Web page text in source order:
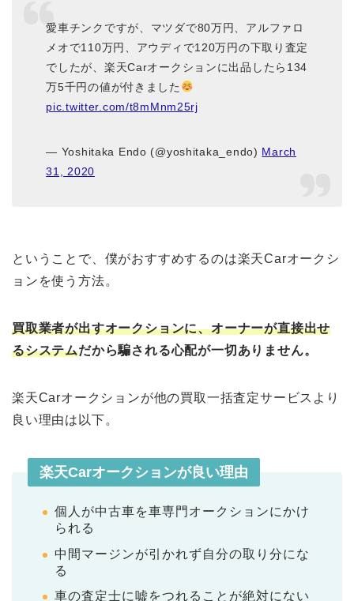
愛車チンクですが、マツダで80万円、アルファロ
メオで110万円、アウディで120万円の下取り査定
でしたが、楽天Carオークションに出品したら134
万5千円の値が付きました
pic.twitter.com/t8mMnm25rj
— Yoshitaka Endo (@yoshitaka_endo) March
31, 2020
ということで、僕がおすすめするのは楽天Carオークシ
ョンを使う方法。
買取業者が出すオークションに、オーナーが直接出せ
るシステムだから騙される心配が一切ありません。
楽天Carオークションが他の買取一括査定サービスより
良い理由は以下。
楽天Carオークションが良い理由
個人が中古車を車専門オークションにかけ
られる
中間マージンが引かれず自分の取り分にな
る
車の査定士に嘘をつれることが絶対にない